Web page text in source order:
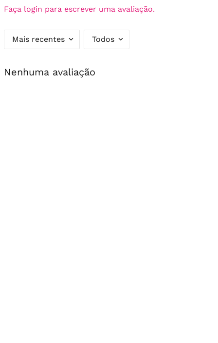
Faça login para escrever uma avaliação.
Mais recentes Todos
Nenhuma avaliação